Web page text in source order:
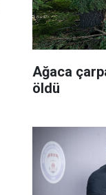
Ağaca
öldü